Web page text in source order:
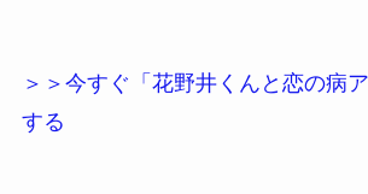
＞＞今すぐ「花野井くんと恋の病
する